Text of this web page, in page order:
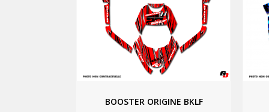
BOOSTER ORIGINE BKLF